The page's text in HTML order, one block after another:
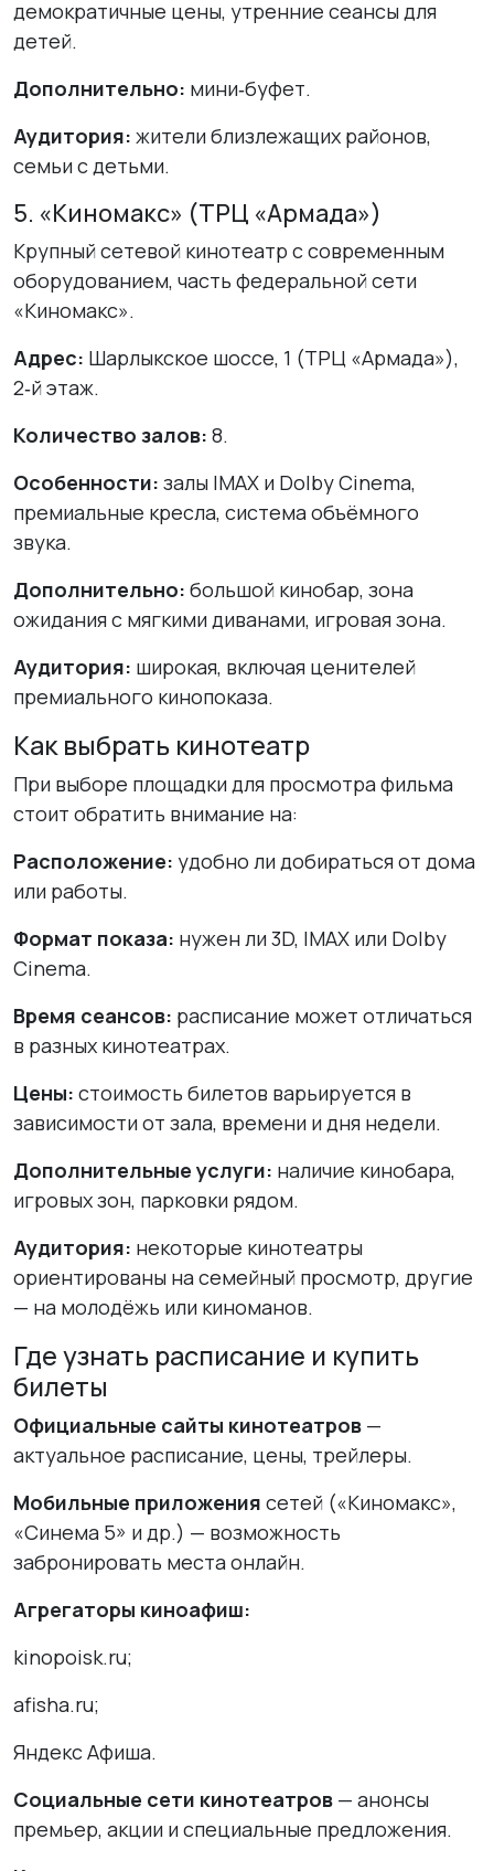
демократичные цены, утренние сеансы для
детей.
Дополнительно: мини‑буфет.
Аудитория: жители близлежащих районов,
семьи с детьми.
5. «Киномакс» (ТРЦ «Армада»)
Крупный сетевой кинотеатр с современным
оборудованием, часть федеральной сети
«Киномакс».
Адрес: Шарлыкское шоссе, 1 (ТРЦ «Армада»),
2‑й этаж.
Количество залов: 8.
Особенности: залы IMAX и Dolby Cinema,
премиальные кресла, система объёмного
звука.
Дополнительно: большой кинобар, зона
ожидания с мягкими диванами, игровая зона.
Аудитория: широкая, включая ценителей
премиального кинопоказа.
Как выбрать кинотеатр
При выборе площадки для просмотра фильма
стоит обратить внимание на:
Расположение: удобно ли добираться от дома
или работы.
Формат показа: нужен ли 3D, IMAX или Dolby
Cinema.
Время сеансов: расписание может отличаться
в разных кинотеатрах.
Цены: стоимость билетов варьируется в
зависимости от зала, времени и дня недели.
Дополнительные услуги: наличие кинобара,
игровых зон, парковки рядом.
Аудитория: некоторые кинотеатры
ориентированы на семейный просмотр, другие
— на молодёжь или киноманов.
Где узнать расписание и купить
билеты
Официальные сайты кинотеатров —
актуальное расписание, цены, трейлеры.
Мобильные приложения сетей («Киномакс»,
«Синема 5» и др.) — возможность
забронировать места онлайн.
Агрегаторы киноафиш:
kinopoisk.ru;
afisha.ru;
Яндекс Афиша.
Социальные сети кинотеатров — анонсы
премьер, акции и специальные предложения.